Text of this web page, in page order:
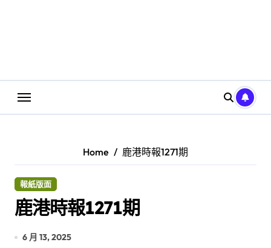
Home 鹿港時報1271期
報紙版面
鹿港時報1271期
6 月 13, 2025